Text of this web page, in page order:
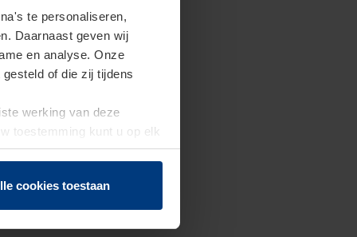
te personaliseren,
Daarnaast geven wij
en analyse. Onze
of die zij tijdens
werking van deze
toestemming kunt u op elk
herroepen.
cookies toestaan